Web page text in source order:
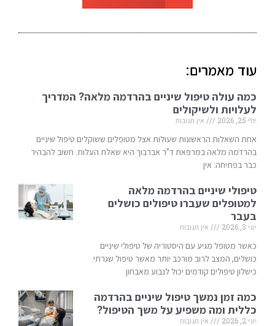
עוד מאמרים:
כמה עולה טיפול שיניים בהרדמה מלאה? המדריך
לעלויות ולשיקולים
יולי 25, 2026
אין תגובות
אחת השאלות הראשונות שעולות אצל מטופלים ששוקלים טיפול שיניים
בהרדמה מלאה במרפאת ד"ר אברבוך היא שאלת העלות. חשוב להבהיר
כבר בפתיחה: אין
טיפולי שיניים בהרדמה מלאה
למטופלים שעברו טיפולים כושלים
בעבר
יוני 3, 2026
אין תגובות
כאשר מטופל מגיע עם היסטוריה של טיפולי שיניים
כושלים, המצב לרוב מורכב יותר מאשר טיפול שגרתי.
כישלון טיפולים קודמים יכול לנבוע מאבחון
כמה זמן נמשך טיפול שיניים בהרדמה
כללית ומה משפיע על משך הטיפול?
יוני 2, 2026
אין תגובות